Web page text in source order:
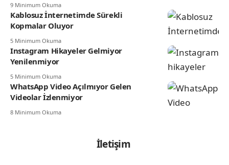
9 Minimum Okuma
Kablosuz İnternetimde Sürekli
Kopmalar Oluyor
5 Minimum Okuma
Instagram Hikayeler Gelmiyor
Yenilenmiyor
5 Minimum Okuma
WhatsApp Video Açılmıyor Gelen
Videolar İzlenmiyor
8 Minimum Okuma
İletişim